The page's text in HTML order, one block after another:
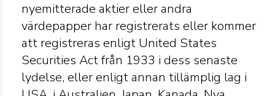
nyemitterade aktier eller andra
värdepapper har registrerats eller kommer
att registreras enligt United States
Securities Act från 1933 i dess senaste
lydelse, eller enligt annan tillämplig lag i